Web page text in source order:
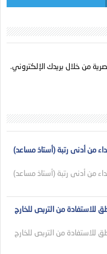
من خلال بريدك الإلكتروني.
من أدنى رتبة (أستاذ مساعد)
من أدنى رتبة (أستاذ مساعد)
للاستفادة من التربص للخارج
للاستفادة من التربص للخارج